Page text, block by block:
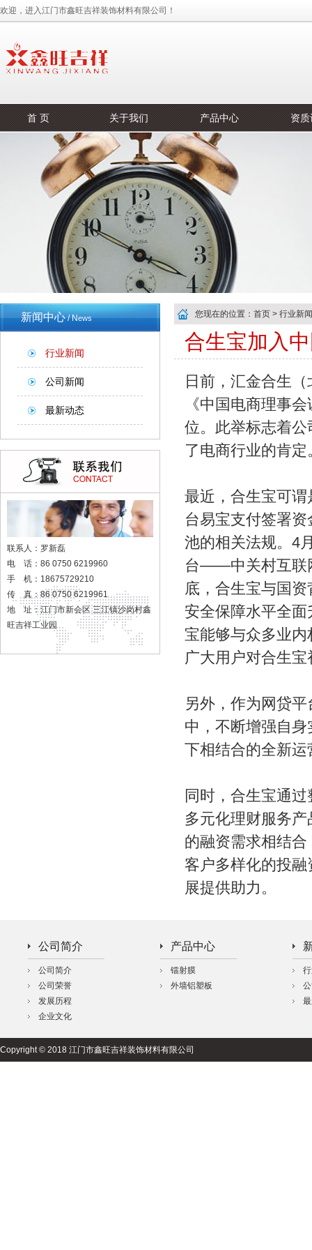
欢迎，进入江门市鑫旺吉祥装饰材料有限公司！
首 页 关于我们 产品中心 资
新闻中心/ News
行业新闻
公司新闻
最新动态
联系人：罗新磊
电 话：86 0750 6219960
手 机：18675729210
传 真：86 0750 6219961
地 址：江门市新会区 三江镇沙岗村鑫
旺吉祥工业园
您现在的位置： 首页 > 行业新
合生宝加入
日前，汇金合生
《中国电商理事
位。此举标志着
了电商行业的肯定
最近，合生宝可谓
台易宝支付签署
池的相关法规。4
台——中关村互联
底，合生宝与国
安全保障水平全
宝能够与众多业
广大用户对合生
另外，作为网贷
中，不断增强自
下相结合的全新运
同时，合生宝通
多元化理财服务
的融资需求相结
客户多样化的投
展提供助力。
公司简介
公司简介
公司荣誉
发展历程
企业文化
产品中心
镭射膜
外墙铝塑板
Copyright © 2018 江门市鑫旺吉祥装饰材料有限公司